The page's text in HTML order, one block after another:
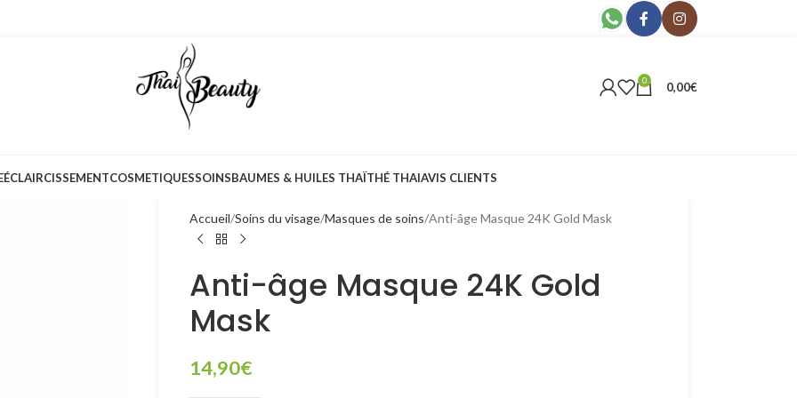
0 0,00€
ÉCLAIRCISSEMENTCOSMETIQUESSOINSBAUMES & HUILES THAÏTHÉ THAIAVIS CLIENTS
Accueil Soins du visage Masques de soins Anti-âge Masque 24K Gold Mask
Anti-âge Masque 24K Gold
Mask
14,90€